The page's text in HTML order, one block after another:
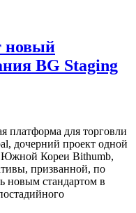
новый
BG Staging
платформа для торговли
дочерний проект одной
Кореи Bithumb,
призванной, по
новым стандартом в